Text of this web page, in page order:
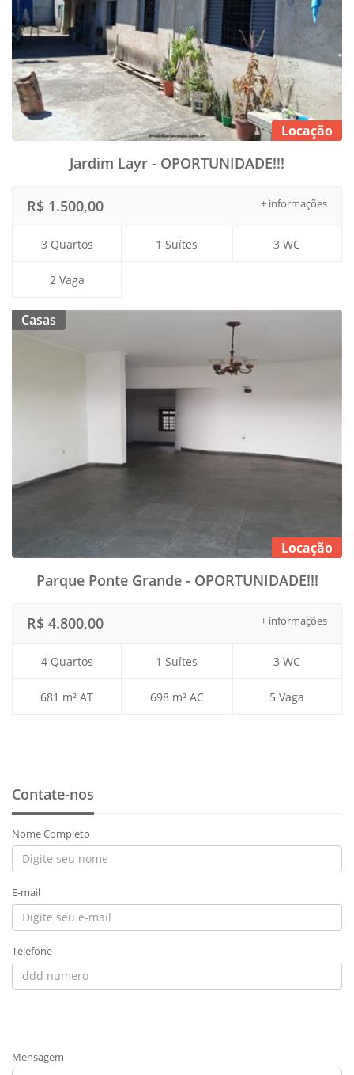
Locação
Jardim Layr - OPORTUNIDADE!!!
+ informações
R$ 1.500,00
3 Quartos 1 Suítes 3 WC
2 Vaga
Casas
Locação
Parque Ponte Grande - OPORTUNIDADE!!!
+ informações
R$ 4.800,00
4 Quartos 1 Suítes 3 WC
681 m² AT 698 m² AC 5 Vaga
Contate-nos
Nome Completo
E-mail
Telefone
Mensagem